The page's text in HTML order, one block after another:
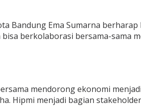
Bandung Ema Sumarna
bisa berkolaborasi bersama-sama
mendorong ekonomi
Hipmi menjadi bagian